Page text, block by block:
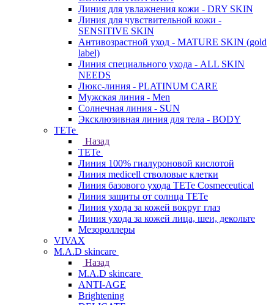
Линия для увлажнения кожи - DRY SKIN
Линия для чувствительной кожи -
SENSITIVE SKIN
Антивозрастной уход - MATURE SKIN (gold
label)
Линия специального ухода - ALL SKIN
NEEDS
Люкс-линия - PLATINUM CARE
Мужская линия - Men
Солнечная линия - SUN
Эксклюзивная линия для тела - BODY
TETe
Назад
TETe
Линия 100% гиалуроновой кислотой
Линия medicell стволовые клетки
Линия базового ухода TETe Cosmeceutical
Линия защиты от солнца TETe
Линия ухода за кожей вокруг глаз
Линия ухода за кожей лица, шеи, декольте
Мезороллеры
VIVAX
M.A.D skincare
Назад
M.A.D skincare
ANTI-AGE
Brightening